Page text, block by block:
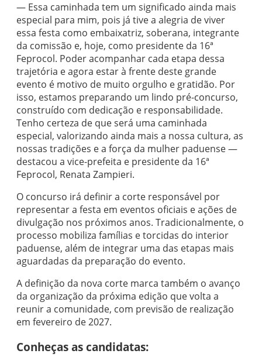
— Essa caminhada tem um significado ainda mais
especial para mim, pois já tive a alegria de viver
essa festa como embaixatriz, soberana, integrante
da comissão e, hoje, como presidente da 16ª
Feprocol. Poder acompanhar cada etapa dessa
trajetória e agora estar à frente deste grande
evento é motivo de muito orgulho e gratidão. Por
isso, estamos preparando um lindo pré-concurso,
construído com dedicação e responsabilidade.
Tenho certeza de que será uma caminhada
especial, valorizando ainda mais a nossa cultura, as
nossas tradições e a força da mulher paduense —
destacou a vice-prefeita e presidente da 16ª
Feprocol, Renata Zampieri.
O concurso irá definir a corte responsável por
representar a festa em eventos oficiais e ações de
divulgação nos próximos anos. Tradicionalmente, o
processo mobiliza famílias e torcidas do interior
paduense, além de integrar uma das etapas mais
aguardadas da preparação do evento.
A definição da nova corte marca também o avanço
da organização da próxima edição que volta a
reunir a comunidade, com previsão de realização
em fevereiro de 2027.
Conheças as candidatas: